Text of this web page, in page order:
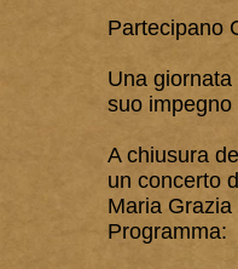
Partecipano
Una
suo
A chiusura
un concerto
Maria
Programma: